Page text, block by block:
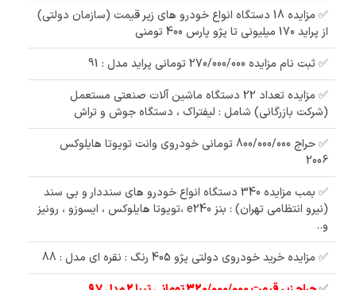
✅ مزایده 18 دستگاه انواع خودرو های زیر قیمت (سازمان دولتی)
از پراید 170 میلیونی تا پژو پارس 400 تومنی
✅ ثبت نام مزایده 270/000/000 تومانی پراید مدل : 91
✅ مزایده تعداد 22 دستگاه ماشین آلات صنعتی مستعمل
(شرکت بازرگانی) شامل : لیفتراک ، دستگاه جوش و تراش
✅ حراج 800/000/000 تومانی خودروی وانت تویوتا هایلوکس
2006
✅ بمب مزایده 340 دستگاه انواع خودرو های سنددار و بی سند
(نیرو انتظامی تهران) : بنز e240 ،تویوتا هایلوکس ، ایسوزو ، رونیز
و..
✅ مزایده خرید خودروی دولتی پژو 405 رنگ : نقره ای مدل : 88